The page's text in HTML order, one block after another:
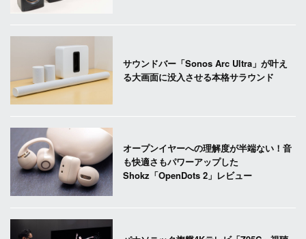
サウンドバー「Sonos Arc Ultra」が叶え
る大画面に没入させる本格サラウンド
オープンイヤーへの理解度が半端ない！音
も快適さもパワーアップした
Shokz「OpenDots 2」レビュー